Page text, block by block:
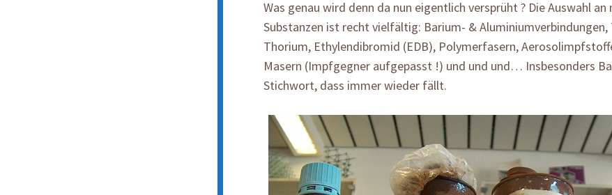
Was genau wird denn da nun eigentlich versprüht ? Die Auswahl
Substanzen ist recht vielfältig: Barium- &
Thorium, Ethylendibromid (EDB), Polymerfasern,
Masern (Impfgegner aufgepasst !) und und und… Insbesonders
Stichwort, dass immer wieder fällt.